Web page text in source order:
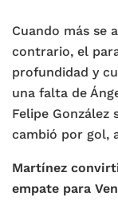
Cuando más se
contrario, el
profundidad y
una falta de
Felipe González
cambió por gol,
Martínez
empate para